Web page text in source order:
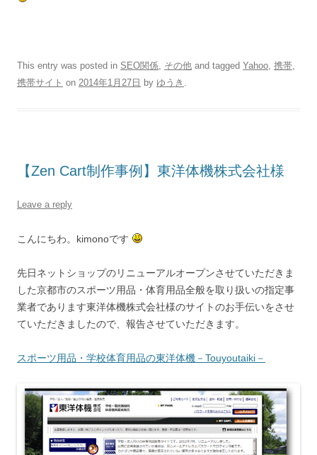
This entry was posted in SEO関係, その他 and tagged Yahoo, 携帯,
携帯サイト on 2014年1月27日 by ゆうき .
【Zen Cart制作事例】東洋体機株式会社様
Leave a reply
こんにちわ。kimonoです
先日ネットショップのリニューアルオープンさせていただきま
した京都市のスポーツ用品・体育用品全般を取り扱いの指定事
業者であります東洋体機株式会社様のサイトのお手伝いをさせ
ていただきましたので、報告させていただきます。
スポーツ用品・学校体育用品の東洋体機－Touyoutaiki－